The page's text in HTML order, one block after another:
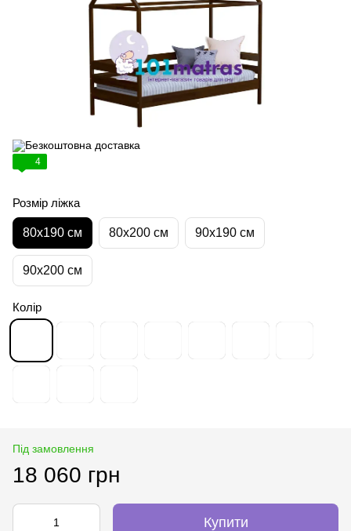
4
Розмір ліжка
80х190 см 80х200 см 90х190 см
90х200 см
Колір
Під замовлення
18 060 грн
Купити